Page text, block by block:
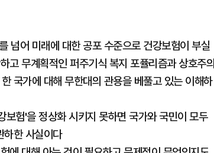
넘어 미래에 대한 공포 수준으로 건강보험이 부실
고 무계획적인 퍼주기식 복지 포퓰리즘과 상호주의
국가에 대해 무한대의 관용을 베풀고 있는 이해하
험'을 정상화 시키지 못하면 국가와 국민이 모두
하한 사실이다